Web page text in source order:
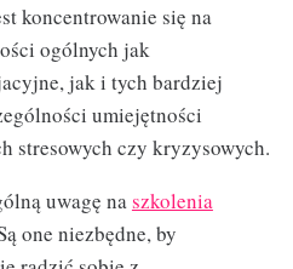
koncentrowanie się na
ogólnych jak
jak i tych bardziej
umiejętności
stresowych czy kryzysowych.
uwagę naszkolenia
one niezbędne, by